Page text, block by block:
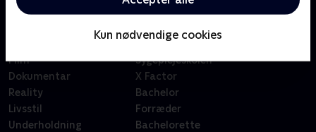
Kun nødvendige cookies
Kategorier
Film
Dokumentar
Reality
Livsstil
Underholdning
Badehotellet
Sygeplejeskolen
X Factor
Bachelor
Forræder
Bachelorette